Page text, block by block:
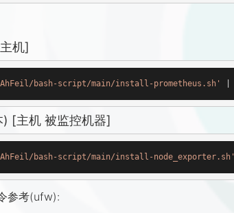
机]
bash-script/main/install-prometheus.sh'
) [主机 被监控机器]
bash-script/main/install-node_exporter.sh'
参考(ufw):